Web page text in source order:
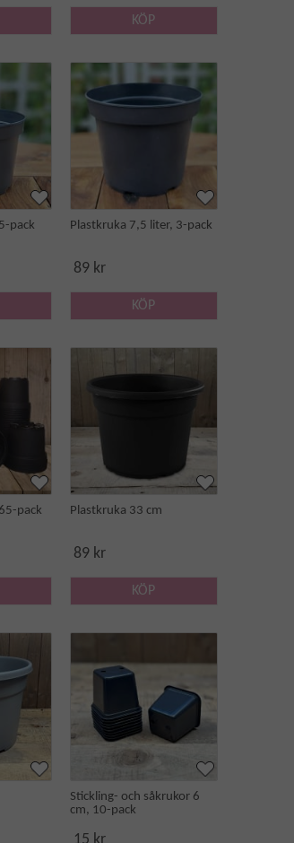
KÖP
pack Plastkruka 7,5 liter, 3-pack
89 kr
KÖP
pack Plastkruka 33 cm
89 kr
KÖP
Stickling- och såkrukor 6
cm, 10-pack